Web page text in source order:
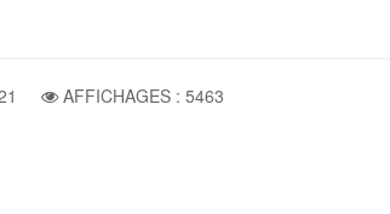
AFFICHAGES : 5463